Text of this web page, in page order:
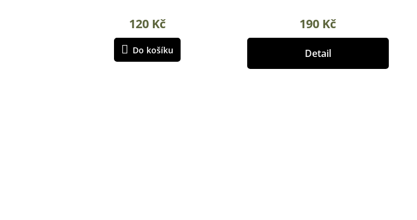
120 Kč
Do košíku
190 Kč
Detail